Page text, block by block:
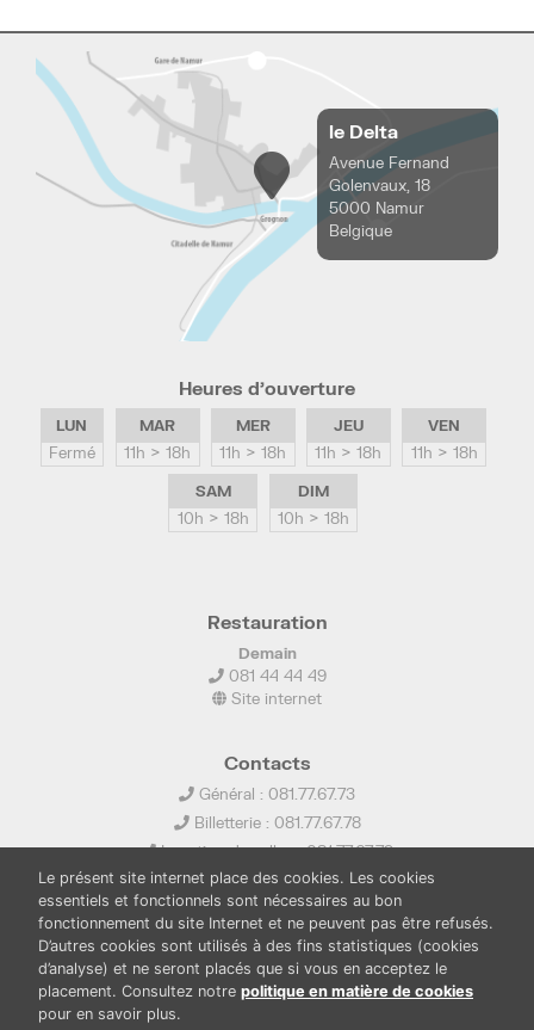
le Delta
Avenue Fernand
Golenvaux, 18
5000 Namur
Belgique
Heures d’ouverture
LUN
Fermé
MAR
11h > 18h
MER
11h > 18h
JEU
11h > 18h
VEN
11h > 18h
SAM
10h > 18h
DIM
10h > 18h
Restauration
Demain
081 44 44 49
Site internet
Contacts
Général : 081.77.67.73
Billetterie : 081.77.67.78
Location de salles : 081.77.67.79
info@ledelta.be
Le présent site internet place des cookies. Les cookies
essentiels et fonctionnels sont nécessaires au bon
fonctionnement du site Internet et ne peuvent pas être refusés.
D’autres cookies sont utilisés à des fins statistiques (cookies
d’analyse) et ne seront placés que si vous en acceptez le
placement. Consultez notre politique en matière de cookies
pour en savoir plus.